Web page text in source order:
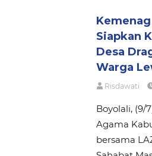
Siapkan
Desa
Warga
Risdawati
Boyolali, (9/
Agama
bersama